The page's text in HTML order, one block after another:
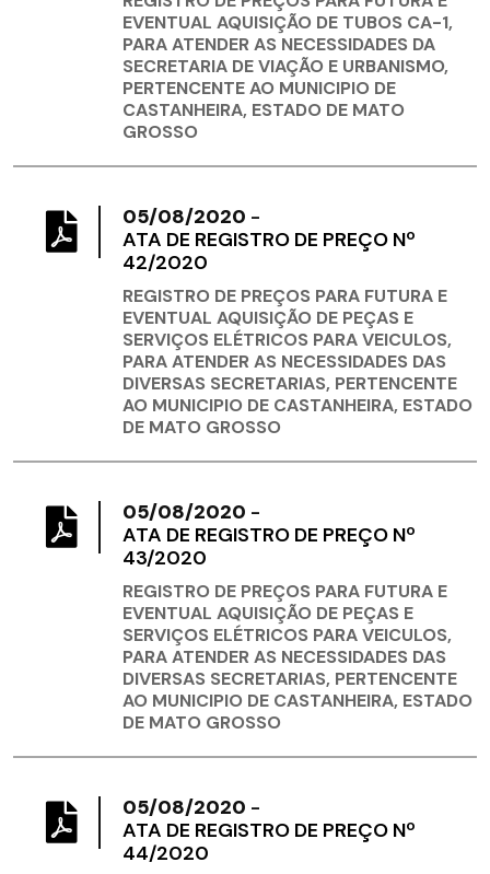
EVENTUAL AQUISIÇÃO DE TUBOS CA-1,
PARA ATENDER AS NECESSIDADES DA
SECRETARIA DE VIAÇÃO E URBANISMO,
PERTENCENTE AO MUNICIPIO DE
CASTANHEIRA, ESTADO DE MATO
GROSSO
05/08/2020 -
ATA DE REGISTRO DE PREÇO Nº
42/2020
REGISTRO DE PREÇOS PARA FUTURA E
EVENTUAL AQUISIÇÃO DE PEÇAS E
SERVIÇOS ELÉTRICOS PARA VEICULOS,
PARA ATENDER AS NECESSIDADES DAS
DIVERSAS SECRETARIAS, PERTENCENTE
AO MUNICIPIO DE CASTANHEIRA, ESTADO
DE MATO GROSSO
05/08/2020 -
ATA DE REGISTRO DE PREÇO Nº
43/2020
REGISTRO DE PREÇOS PARA FUTURA E
EVENTUAL AQUISIÇÃO DE PEÇAS E
SERVIÇOS ELÉTRICOS PARA VEICULOS,
PARA ATENDER AS NECESSIDADES DAS
DIVERSAS SECRETARIAS, PERTENCENTE
AO MUNICIPIO DE CASTANHEIRA, ESTADO
DE MATO GROSSO
05/08/2020 -
ATA DE REGISTRO DE PREÇO Nº
44/2020